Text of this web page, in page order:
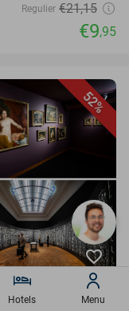
Regulier €21,15
€9,95
52%
favorite_border
Hotels Menu